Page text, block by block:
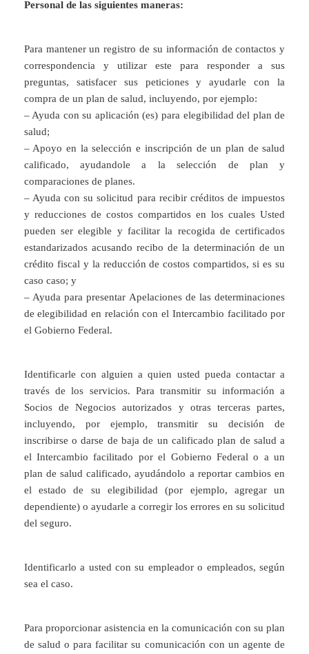
Personal de las siguientes maneras:
Para mantener un registro de su información de contactos y
correspondencia y utilizar este para responder a sus
preguntas, satisfacer sus peticiones y ayudarle con la
compra de un plan de salud, incluyendo, por ejemplo:
– Ayuda con su aplicación (es) para elegibilidad del plan de
salud;
– Apoyo en la selección e inscripción de un plan de salud
calificado, ayudandole a la selección de plan y
comparaciones de planes.
– Ayuda con su solicitud para recibir créditos de impuestos
y reducciones de costos compartidos en los cuales Usted
pueden ser elegible y facilitar la recogida de certificados
estandarizados acusando recibo de la determinación de un
crédito fiscal y la reducción de costos compartidos, si es su
caso caso; y
– Ayuda para presentar Apelaciones de las determinaciones
de elegibilidad en relación con el Intercambio facilitado por
el Gobierno Federal.
Identificarle con alguien a quien usted pueda contactar a
través de los servicios. Para transmitir su información a
Socios de Negocios autorizados y otras terceras partes,
incluyendo, por ejemplo, transmitir su decisión de
inscribirse o darse de baja de un calificado plan de salud a
el Intercambio facilitado por el Gobierno Federal o a un
plan de salud calificado, ayudándolo a reportar cambios en
el estado de su elegibilidad (por ejemplo, agregar un
dependiente) o ayudarle a corregir los errores en su solicitud
del seguro.
Identificarlo a usted con su empleador o empleados, según
sea el caso.
Para proporcionar asistencia en la comunicación con su plan
de salud o para facilitar su comunicación con un agente de